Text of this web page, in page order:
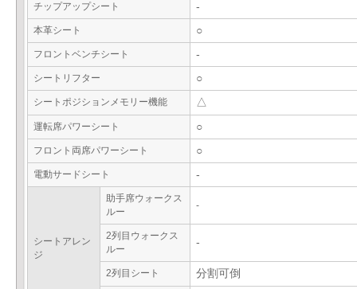
チップアップシート -
本革シート ○
フロントベンチシート -
シートリフター ○
シートポジションメモリー機能 △
運転席パワーシート ○
フロント両席パワーシート ○
電動サードシート -
シートアレン
ジ
助手席ウォークス
ルー
-
2列目ウォークス
ルー
-
2列目シート 分割可倒